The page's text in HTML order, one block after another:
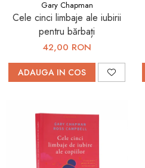
Gary Chapman
Cele cinci limbaje ale iubirii
pentru bărbați
42,00 RON
ADAUGA IN COS